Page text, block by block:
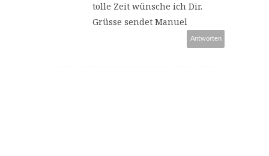
tolle Zeit wünsche ich Dir.
Grüsse sendet Manuel
Antworten